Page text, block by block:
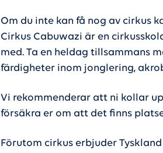
Om du inte kan få nog av cirkus
Cirkus Cabuwazi är en
med. Ta en heldag tillsammans
färdigheter inom jonglering,
Vi rekommenderar att ni kollar
försäkra er om att det finns
Förutom cirkus erbjuder